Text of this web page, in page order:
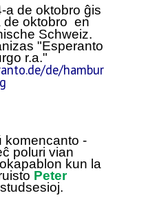
a de oktobro ĝis
de oktobro en
Schweiz.
"Esperanto
r.a."
de/hambur
g
komencanto -
poluri vian
kun la
Peter